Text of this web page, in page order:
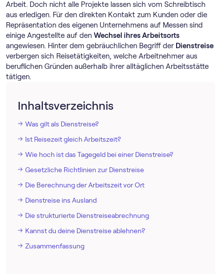
Arbeit. Doch nicht alle Projekte lassen sich vom Schreibtisch
aus erledigen. Für den direkten Kontakt zum Kunden oder die
Repräsentation des eigenen Unternehmens auf Messen sind
einige Angestellte auf den Wechsel ihres Arbeitsorts
angewiesen. Hinter dem gebräuchlichen Begriff der Dienstreise
verbergen sich Reisetätigkeiten, welche Arbeitnehmer aus
beruflichen Gründen außerhalb ihrer alltäglichen Arbeitsstätte
tätigen.
Inhaltsverzeichnis
Was gilt als Dienstreise?
Ist Reisezeit gleich Arbeitszeit?
Wie hoch ist das Tagegeld bei einer Dienstreise?
Gesetzliche Richtlinien zur Dienstreise
Die Berechnung der Arbeitszeit vor Ort
Dienstreise ins Ausland
Die strukturierte Dienstreiseabrechnung
Kannst du deine Dienstreise ablehnen?
Zusammenfassung